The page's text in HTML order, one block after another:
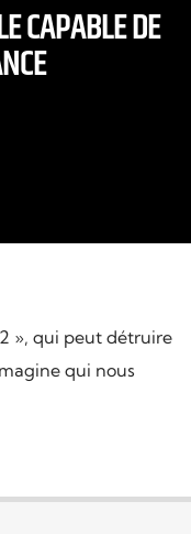
CAPABLE DE
», qui peut détruire
qui nous